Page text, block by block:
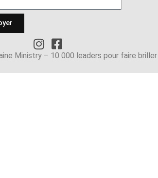
Ministry – 10 000 leaders pour faire